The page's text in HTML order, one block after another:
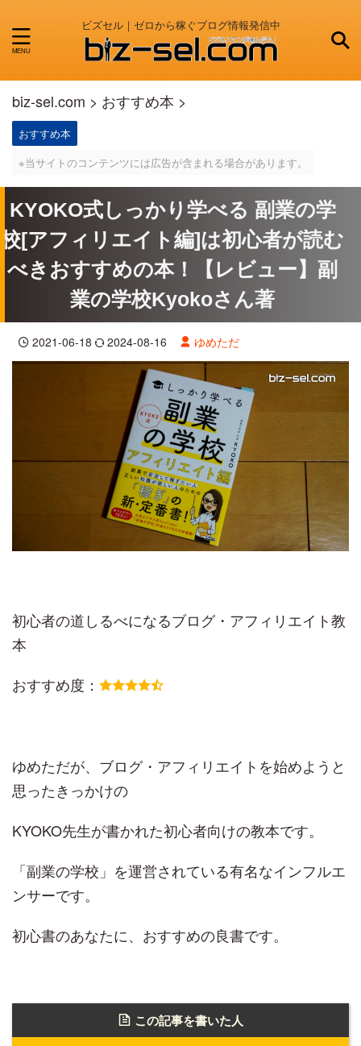
ビズセル｜ゼロから稼ぐブログ情報発信中
biz-sel.com > おすすめ本 >
おすすめ本
※当サイトのコンテンツには広告が含まれる場合があります。
KYOKO式しっかり学べる 副業の学
校[アフィリエイト編]は初心者が読む
べきおすすめの本！【レビュー】副
業の学校Kyokoさん著
2021-06-18 2024-08-16 ゆめただ
初心者の道しるべになるブログ・アフィリエイト教
本
おすすめ度：
ゆめただが、ブログ・アフィリエイトを始めようと
思ったきっかけの
KYOKO先生が書かれた初心者向けの教本です。
「副業の学校」を運営されている有名なインフルエ
ンサーです。
初心書のあなたに、おすすめの良書です。
この記事を書いた人